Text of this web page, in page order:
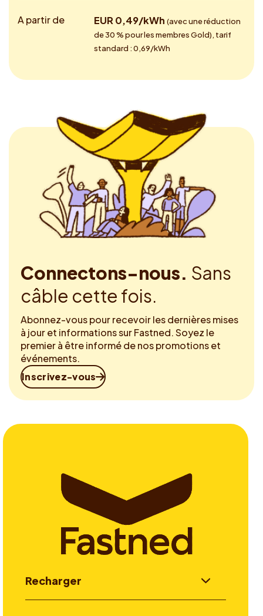
A partir de EUR 0,49/kWh (avec une réduction
de 30 % pour les membres Gold), tarif
standard : 0,69/kWh
Connectons-nous. Sans
câble cette fois.
Abonnez-vous pour recevoir les dernières mises
à jour et informations sur Fastned. Soyez le
premier à être informé de nos promotions et
événements.
Inscrivez-vous
Recharger